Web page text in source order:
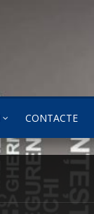
CONTACTE